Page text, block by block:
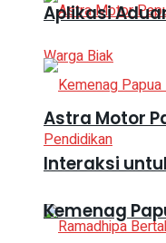
Astra Motor
Interaksi
Aplikasi
Kemenag